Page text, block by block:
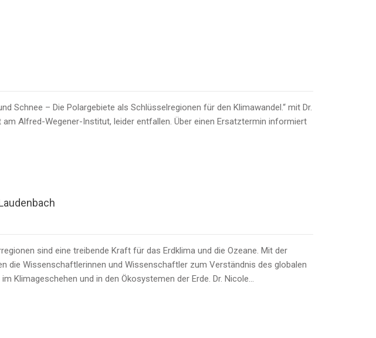
Schnee – Die Polargebiete als Schlüsselregionen für den Klimawandel.“ mit Dr.
Alfred-Wegener-Institut, leider entfallen. Über einen Ersatztermin informiert
sind eine treibende Kraft für das Erdklima und die Ozeane. Mit der
Wissenschaftlerinnen und Wissenschaftler zum Verständnis des globalen
Klimageschehen und in den Ökosystemen der Erde. Dr. Nicole…